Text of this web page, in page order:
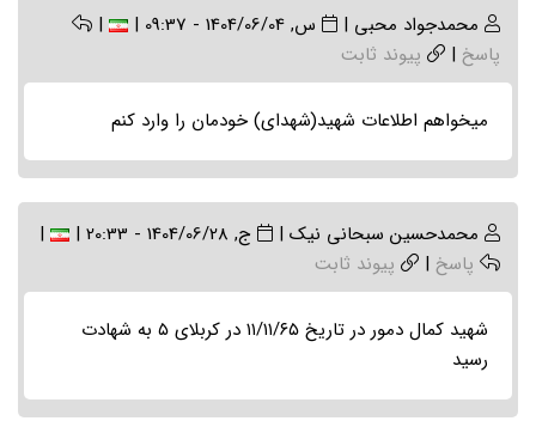
محمدجواد محبی | س, 1404/06/04 - 09:37 |
|
پاسخ | پیوند ثابت
میخواهم اطلاعات شهید(شهدای) خودمان را وارد کنم
محمدحسين سبحانی نیک | ج, 1404/06/28 - 20:33 |
|
پاسخ | پیوند ثابت
شهید کمال دمور در تاریخ ۱۱/۱۱/۶۵ در کربلای ۵ به شهادت
رسید